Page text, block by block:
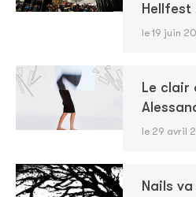
Hellfest
le 19 juin
Le clair
le 29 avril
Nails